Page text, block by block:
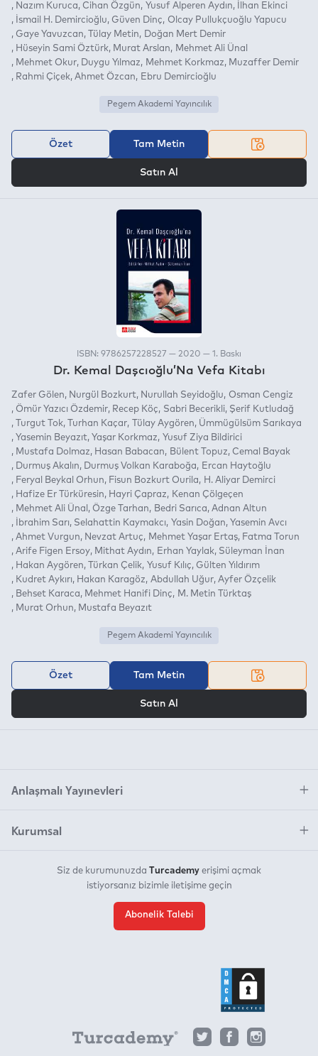
Nazım Kuruca
Cihan Özgün Yusuf Alperen Aydın
İlhan Ekinci
İsmail H. Demircioğlu
Güven Dinç
Olcay Pullukçuoğlu Yapucu
Gaye Yavuzcan
Tülay Metin
Doğan Mert Demir
Hüseyin Sami Öztürk
Murat Arslan
Mehmet Ali Ünal
Mehmet Okur
Duygu Yılmaz Mehmet Korkmaz
Muzaffer Demir
Rahmi Çiçek Ahmet Özcan Ebru Demircioğlu
Pegem Akademi Yayıncılık
Özet Tam Metin
Satın Al
ISBN: 9786257228527 — 2020 — 1. Baskı
Dr. Kemal Daşcıoğlu’Na Vefa Kitabı
Zafer Gölen Nurgül Bozkurt Nurullah Seyidoğlu
Osman Cengiz
Ömür Yazıcı Özdemir
Recep Köç Sabri Becerikli Şerif Kutludağ
Turgut Tok
Turhan Kaçar Tülay Aygören
Ümmügülsüm Sarıkaya
Yasemin Beyazıt Yaşar Korkmaz
Yusuf Ziya Bildirici
Mustafa Dolmaz
Hasan Babacan Bülent Topuz
Cemal Bayak
Durmuş Akalın
Durmuş Volkan Karaboğa
Ercan Haytoğlu
Feryal Beykal Orhun
Fisun Bozkurt Ourila
H. Aliyar Demirci
Hafize Er Türküresin
Hayri Çapraz
Kenan Çölgeçen
Mehmet Ali Ünal
Özge Tarhan Bedri Sarıca Adnan Altun
İbrahim Sarı
Selahattin Kaymakcı Yasin Doğan
Yasemin Avcı
Ahmet Vurgun
Nevzat Artuç Mehmet Yaşar Ertaş
Fatma Torun
Arife Figen Ersoy
Mithat Aydın Erhan Yaylak Süleyman İnan
Hakan Aygören
Türkan Çelik Yusuf Kılıç
Gülten Yıldırım
Kudret Aykırı
Hakan Karagöz Abdullah Uğur Ayfer Özçelik
Behset Karaca
Mehmet Hanifi Dinç
M. Metin Türktaş
Murat Orhun
Mustafa Beyazıt
Pegem Akademi Yayıncılık
Özet Tam Metin
Satın Al
Anlaşmalı Yayınevleri
Kurumsal
Siz de kurumunuzda Turcademy erişimi açmak
istiyorsanız bizimle iletişime geçin
Abonelik Talebi